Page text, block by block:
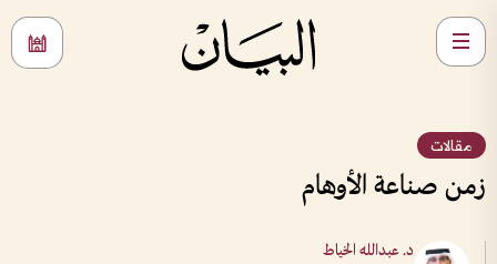
مقالات
زمن صناعة الأوهام
د. عبدالله الخياط